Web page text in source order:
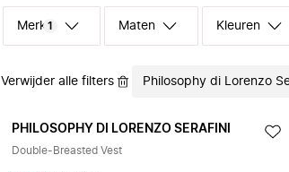
Merk 1 Maten Kleuren
Verwijder alle filters Philosophy di Lorenzo
PHILOSOPHY DI LORENZO SERAFINI
Double-Breasted Vest